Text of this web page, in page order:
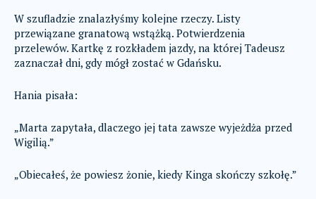
W szufladzie znalazłyśmy kolejne rzeczy. Listy
przewiązane granatową wstążką. Potwierdzenia
przelewów. Kartkę z rozkładem jazdy, na której Tadeusz
zaznaczał dni, gdy mógł zostać w Gdańsku.
Hania pisała:
„Marta zapytała, dlaczego jej tata zawsze wyjeżdża przed
Wigilią.”
„Obiecałeś, że powiesz żonie, kiedy Kinga skończy szkołę.”